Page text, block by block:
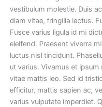
vestibulum molestie. Duis
diam vitae, fringilla lectus.
Fusce varius ligula id mi
eleifend. Praesent viverra
luctus nisl tincidunt.
ut varius. Vivamus et
vitae mattis leo. Sed id
efficitur, mattis sapien ac,
varius vulputate imperdiet.